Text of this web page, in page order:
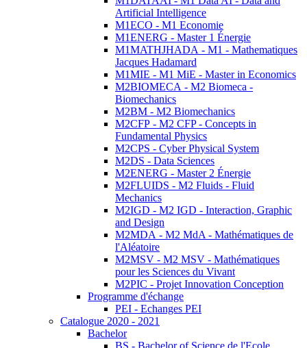
Artificial Intelligence
M1ECO - M1 Economie
M1ENERG - Master 1 Énergie
M1MATHJHADA - M1 - Mathematiques
Jacques Hadamard
M1MIE - M1 MiE - Master in Economics
M2BIOMECA - M2 Biomeca -
Biomechanics
M2BM - M2 Biomechanics
M2CFP - M2 CFP - Concepts in
Fundamental Physics
M2CPS - Cyber Physical System
M2DS - Data Sciences
M2ENERG - Master 2 Énergie
M2FLUIDS - M2 Fluids - Fluid
Mechanics
M2IGD - M2 IGD - Interaction, Graphic
and Design
M2MDA - M2 MdA - Mathématiques de
l'Aléatoire
M2MSV - M2 MSV - Mathématiques
pour les Sciences du Vivant
M2PIC - Projet Innovation Conception
Programme d'échange
PEI - Echanges PEI
Catalogue 2020 - 2021
Bachelor
BS - Bachelor of Science de l'Ecole